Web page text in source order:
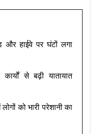
और हाईवे पर घंटों लगा
से बढ़ी यातायात
को भारी परेशानी का